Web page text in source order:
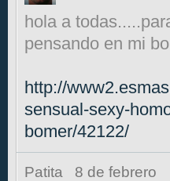
hola a
pensando en mi
http://
sensual-sexy-
bomer/42122/
Patita 8 de febrero